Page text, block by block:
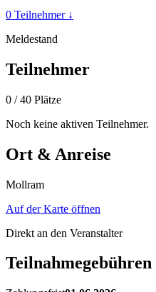
0 Teilnehmer ↓
Meldestand
Teilnehmer
0 / 40 Plätze
Noch keine aktiven Teilnehmer.
Ort & Anreise
Mollram
Auf der Karte öffnen
Direkt an den Veranstalter